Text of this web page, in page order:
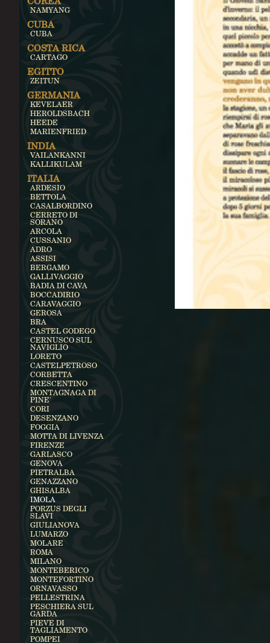
NAMYANG
CUBA
CUBA
COSTA RICA
CARTAGO
EGITTO
ZEITUN
GERMANIA
KEVELAER
HEROLDSBACH
HEEDE
MARIENFRIED
INDIA
VAILANKANNI
KALLIKULAM
ITALIA
ARDESIO
BETTOLA
CASALBORDINO
CERRETO DI
SORANO
ARCOLA
CUSSANIO
ADRO
ASSISI
BERGAMO
GALLIVAGGIO
BADIA DI CAVA
BOCCADIRIO
CARAVAGGIO
GEROSA
BRA
CASTEL GODEGO
CERNUSCO SUL
NAVIGLIO
LORETO
CASTELPETROSO
CORBETTA
CRESCENTINO
MONTAGNAGA DI
PINE'
CORI
DESENZANO
FOGGIA
MOTTA DI LIVENZA
FIRENZE
GARLASCO
GENOVA
PIETRALBA
GENAZZANO
GHISALBA
IMOLA
PORZUS DEGLI
SLAVI
GIULIANOVA
LUMARZO
MOLARE
ROMA
MILANO
MONTEBERICO
MONTEFORTINO
ORNAVASSO
PELLESTRINA
PESCHIERA SUL
GARDA
PIEVE DI
TAGLIAMENTO
POMPEI